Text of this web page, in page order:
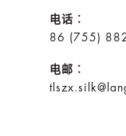
电话︰
86 (755)
电邮︰